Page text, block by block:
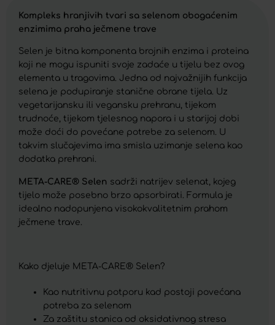
Kompleks hranjivih tvari sa selenom obogaćenim
enzimima praha ječmene trave
Selen je bitna komponenta brojnih enzima i proteina
koji ne mogu ispuniti svoje zadaće u tijelu bez ovog
elementa u tragovima. Jedna od najvažnijih funkcija
selena je podupiranje stanične obrane tijela. Uz
vegetarijansku ili vegansku prehranu, tijekom
trudnoće, tijekom tjelesnog napora i u starijoj dobi
može doći do povećane potrebe za selenom. U
takvim slučajevima ima smisla uzimanje selena kao
dodatka prehrani.
META-CARE® Selen sadrži natrijev selenat, kojeg
tijelo može posebno brzo apsorbirati. Formula je
idealno nadopunjena visokokvalitetnim prahom
ječmene trave.
Kako djeluje META-CARE® Selen?
Kao nutritivnu potporu kad postoji povećana
potreba za selenom
Za zaštitu stanica od oksidativnog stresa